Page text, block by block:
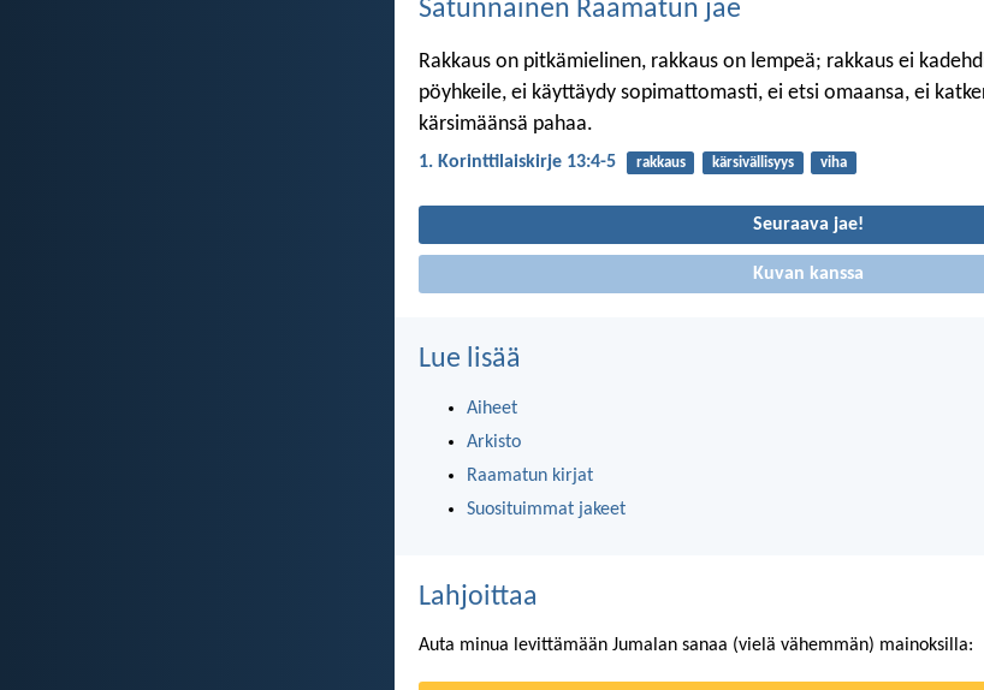
Satunnainen Raamatun jae
Rakkaus on pitkämielinen, rakkaus on lempeä; rakkaus ei
pöyhkeile, ei käyttäydy sopimattomasti, ei etsi omaansa, ei
kärsimäänsä pahaa.
1. Korinttilaiskirje 13:4-5 rakkaus kärsivällisyys viha
Seuraava jae!
Kuvan kanssa
Lue lisää
Aiheet
Arkisto
Raamatun kirjat
Suosituimmat jakeet
Lahjoittaa
Auta minua levittämään Jumalan sanaa (vielä vähemmän) mainoksilla: